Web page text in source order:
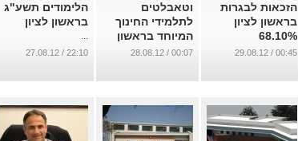
הזכאות לבגרות
בראשון לציון
68.10%
...
00:45 / 29.08.12
וטאבלטים
לתלמידי החינוך
המיוחד בראשון
לציון
00:07 / 28.08.12
הלימודים תשע"ג
בראשון לציון
...
22:10 / 27.08.12